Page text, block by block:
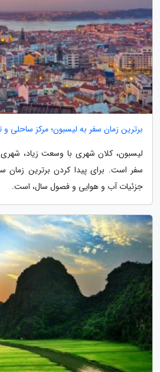
برترین زمان سفر به لیسبون؛ مرکز ساحلی و
لیسبون، کلان شهری با وسعت زیاد،
سفر است. برای پیدا کردن برترین زمان
جزئیات آب و هوایی و فصول سال، است.